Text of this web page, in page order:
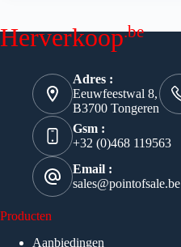
Herverkoop.be
Adres :
Eeuwfeestwal 8,
B3700 Tongeren
Gsm :
+32 (0)468 119563
Email :
sales@pointofsale.be
Producten
Aanbiedingen